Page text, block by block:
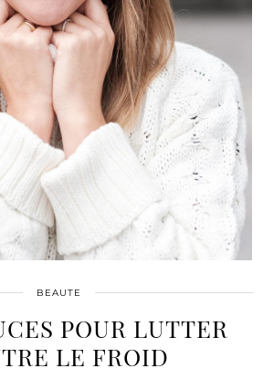
BEAUTE
POUR LUTTER
LE FROID